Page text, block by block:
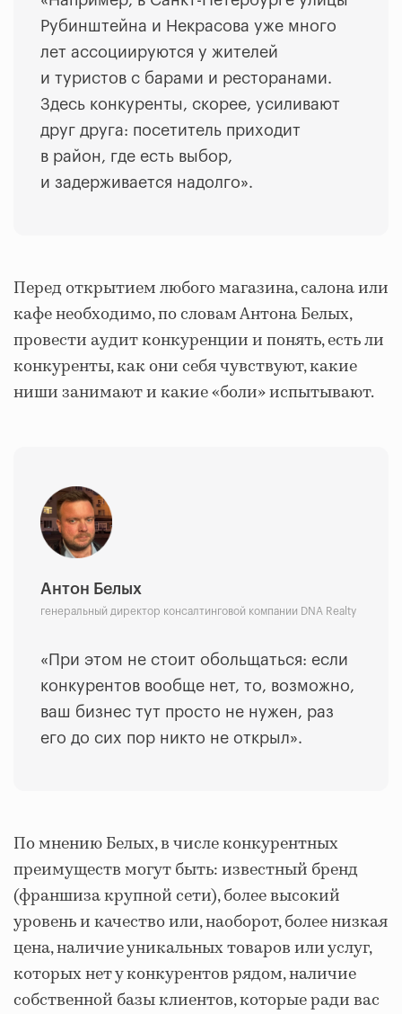
Рубинштейна и Некрасова уже много
лет ассоциируются у жителей
и туристов с барами и ресторанами.
Здесь конкуренты, скорее, усиливают
друг друга: посетитель приходит
в район, где есть выбор,
и задерживается надолго».
Перед открытием любого магазина, салона или
кафе необходимо, по словам Антона Белых,
провести аудит конкуренции и понять, есть ли
конкуренты, как они себя чувствуют, какие
ниши занимают и какие «боли» испытывают.
Антон Белых
генеральный директор консалтинговой компании DNA Realty
«При этом не стоит обольщаться: если
конкурентов вообще нет, то, возможно,
ваш бизнес тут просто не нужен, раз
его до сих пор никто не открыл».
По мнению Белых, в числе конкурентных
преимуществ могут быть: известный бренд
(франшиза крупной сети), более высокий
уровень и качество или, наоборот, более низкая
цена, наличие уникальных товаров или услуг,
которых нет у конкурентов рядом, наличие
собственной базы клиентов, которые ради вас